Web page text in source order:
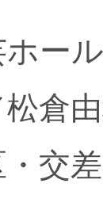
ホー
松倉
交